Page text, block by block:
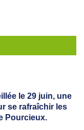
le 29 juin, une
se rafraîchir les
Pourcieux.